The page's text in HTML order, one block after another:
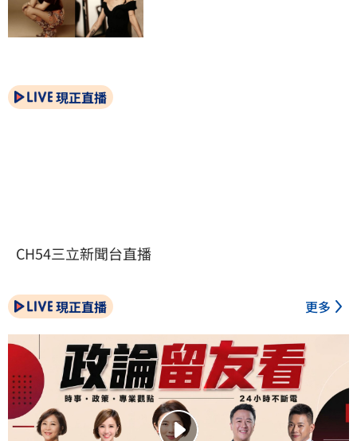
現正直播
CH54三立新聞台直播
現正直播 更多